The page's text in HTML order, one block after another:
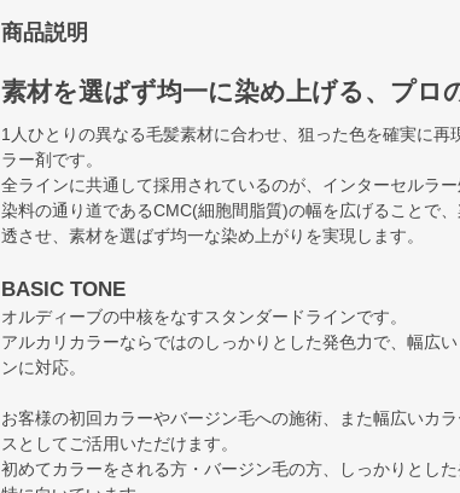
商品説明
素材を選ばず均一に染め上げる、プロ
1人ひとりの異なる毛髪素材に合わせ、狙った色を確実に再
ラー剤です。
全ラインに共通して採用されているのが、インターセルラー
染料の通り道であるCMC(細胞間脂質)の幅を広げることで
透させ、素材を選ばず均一な染め上がりを実現します。
BASIC TONE
オルディーブの中核をなすスタンダードラインです。
アルカリカラーならではのしっかりとした発色力で、幅広
ンに対応。
お客様の初回カラーやバージン毛への施術、また幅広いカ
スとしてご活用いただけます。
初めてカラーをされる方・バージン毛の方、しっかりとし